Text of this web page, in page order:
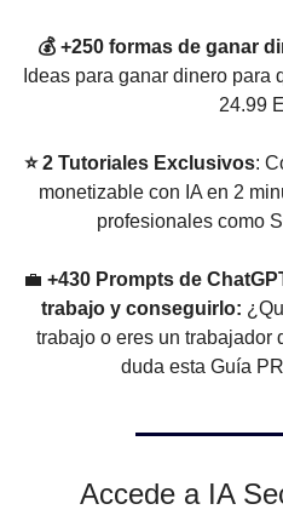
💰 +250 formas de ganar
Ideas para ganar dinero para
24.99
⭐ 2 Tutoriales Exclusivos:
monetizable con IA en 2
profesionales como
💼 +430 Prompts de
trabajo y conseguirlo:
trabajo o eres un trabajador
duda esta Guía
Accede a IA